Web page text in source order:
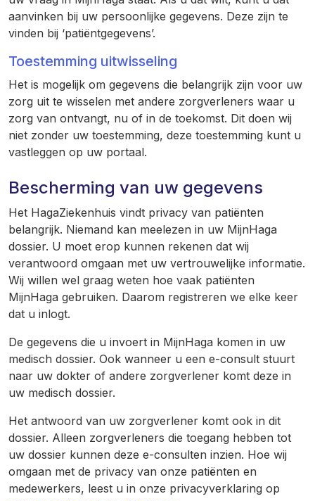
aanvinken bij uw persoonlijke gegevens. Deze zijn te
vinden bij ‘patiëntgegevens’.
Toestemming uitwisseling
Het is mogelijk om gegevens die belangrijk zijn voor uw
zorg uit te wisselen met andere zorgverleners waar u
zorg van ontvangt, nu of in de toekomst. Dit doen wij
niet zonder uw toestemming, deze toestemming kunt u
vastleggen op uw portaal.
Bescherming van uw gegevens
Het HagaZiekenhuis vindt privacy van patiënten
belangrijk. Niemand kan meelezen in uw MijnHaga
dossier. U moet erop kunnen rekenen dat wij
verantwoord omgaan met uw vertrouwelijke informatie.
Wij willen wel graag weten hoe vaak patiënten
MijnHaga gebruiken. Daarom registreren we elke keer
dat u inlogt.
De gegevens die u invoert in MijnHaga komen in uw
medisch dossier. Ook wanneer u een e-consult stuurt
naar uw dokter of andere zorgverlener komt deze in
uw medisch dossier.
Het antwoord van uw zorgverlener komt ook in dit
dossier. Alleen zorgverleners die toegang hebben tot
uw dossier kunnen deze e-consulten inzien. Hoe wij
omgaan met de privacy van onze patiënten en
medewerkers, leest u in onze privacyverklaring op